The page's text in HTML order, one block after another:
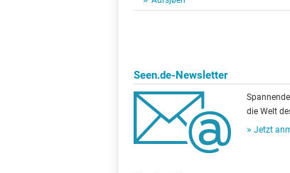
Seen.de-Newsletter
die Welt
Jetzt